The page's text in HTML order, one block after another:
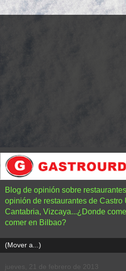
Blog de opinión sobre
opinión de restaurantes de Castro
Cantabria, Vizcaya...¿Donde
comer en Bilbao?
jueves, 21 de febrero de 2013